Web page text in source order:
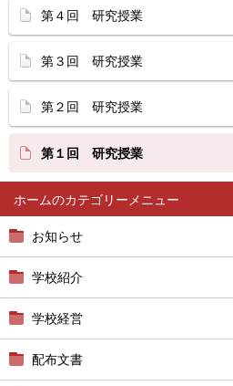
ホーム
お知らせ
学校紹介
学校経営
配布文書
第４回 研究授業
第３回 研究授業
第２回 研究授業
第１回 研究授業